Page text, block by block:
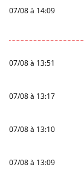
07/08 à 14:09
07/08 à 13:51
07/08 à 13:17
07/08 à 13:10
07/08 à 13:09